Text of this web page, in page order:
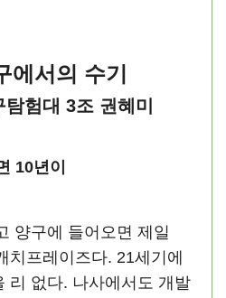
에서의 수기
험대 3조 권혜미
10년이
양구에 들어오면 제일
치프레이즈다. 21세기에
리 없다. 나사에서도 개발